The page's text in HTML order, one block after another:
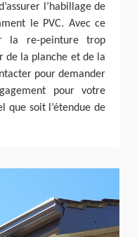
l’habillage de
le PVC. Avec ce
la re-peinture trop
de la planche et de la
pour demander
pour votre
que soit l’étendue de